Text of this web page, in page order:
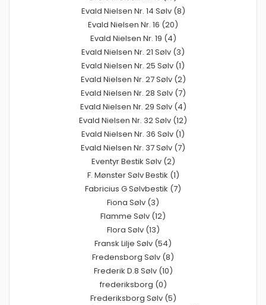
Evald Nielsen Nr. 14 Sølv (8)
Evald Nielsen Nr. 16 (20)
Evald Nielsen Nr. 19 (4)
Evald Nielsen Nr. 21 Sølv (3)
Evald Nielsen Nr. 25 Sølv (1)
Evald Nielsen Nr. 27 Sølv (2)
Evald Nielsen Nr. 28 Sølv (7)
Evald Nielsen Nr. 29 Sølv (4)
Evald Nielsen Nr. 32 Sølv (12)
Evald Nielsen Nr. 36 Sølv (1)
Evald Nielsen Nr. 37 Sølv (7)
Eventyr Bestik Sølv (2)
F. Mønster Sølv Bestik (1)
Fabricius G Sølvbestik (7)
Fiona Sølv (3)
Flamme Sølv (12)
Flora Sølv (13)
Fransk Lilje Sølv (54)
Fredensborg Sølv (8)
Frederik D.8 Sølv (10)
frederiksborg (0)
Frederiksborg Sølv (5)